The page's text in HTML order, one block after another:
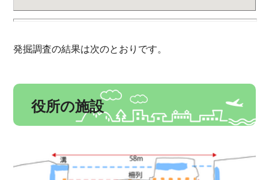
発掘調査の結果は次のとおりです。
役所の施設